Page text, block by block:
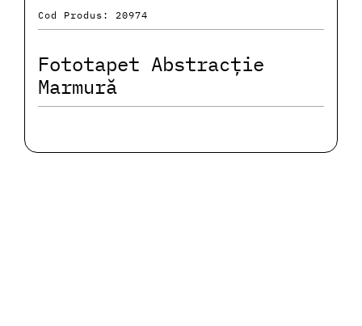
Cod Produs: 20974
Fototapet Abstracție
Marmură